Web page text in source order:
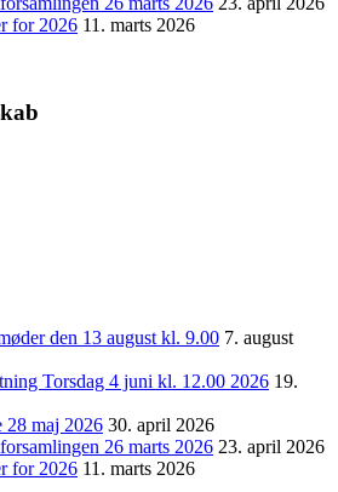
for 2026 11. marts 2026
den 13 august kl. 9.00 7. august
Torsdag 4 juni kl. 12.00 2026 19.
28 maj 2026 30. april 2026
26 marts 2026 23. april 2026
for 2026 11. marts 2026